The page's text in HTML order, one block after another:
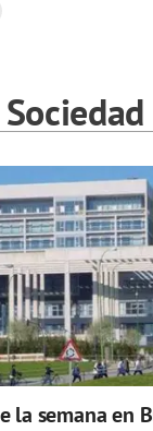
la semana en